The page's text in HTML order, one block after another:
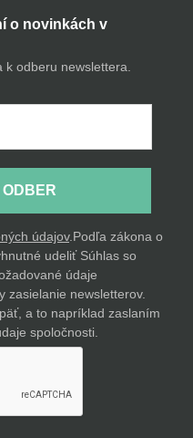
o novinkách v
odberu newslettera.
údajov.Podľa zákona o
udeliť Súhlas so
údaje
zasielanie newsletterov.
a to napríklad zaslaním
spoločnosti.